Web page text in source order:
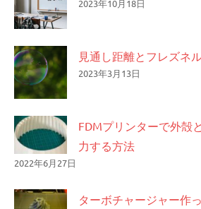
2023年10月18日
見通し距離とフレズネ
2023年3月13日
FDMプリンターで外殻
力する方法
2022年6月27日
ターボチャージャー作っ